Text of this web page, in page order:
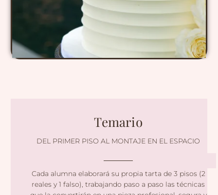
Temario
DEL PRIMER PISO AL MONTAJE EN EL ESPACIO
Cada alumna elaborará su propia tarta de 3 pisos (2
reales y 1 falso), trabajando paso a paso las técnicas